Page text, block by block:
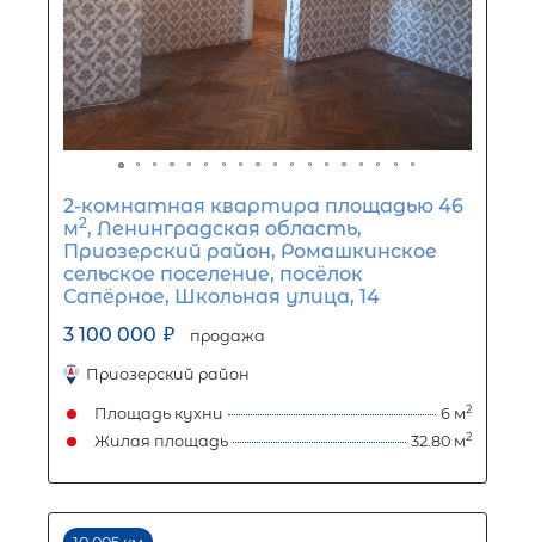
1-комнатная квартира площадью
Ленинградская область,
район, Каменногорское городское
поселение, посёлок Возрождение, 7
Парнас Выборгский ЛО район